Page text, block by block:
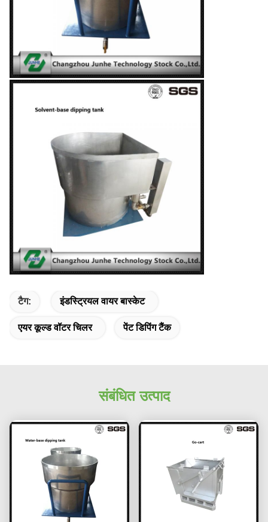
टैग: इंडस्ट्रियल वायर बास्केट
एयर कूल्ड वॉटर चिलर पेंट डिपिंग टैंक
संबंधित उत्पाद